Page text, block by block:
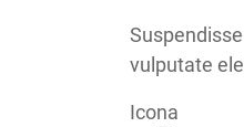
vulputate
Icona